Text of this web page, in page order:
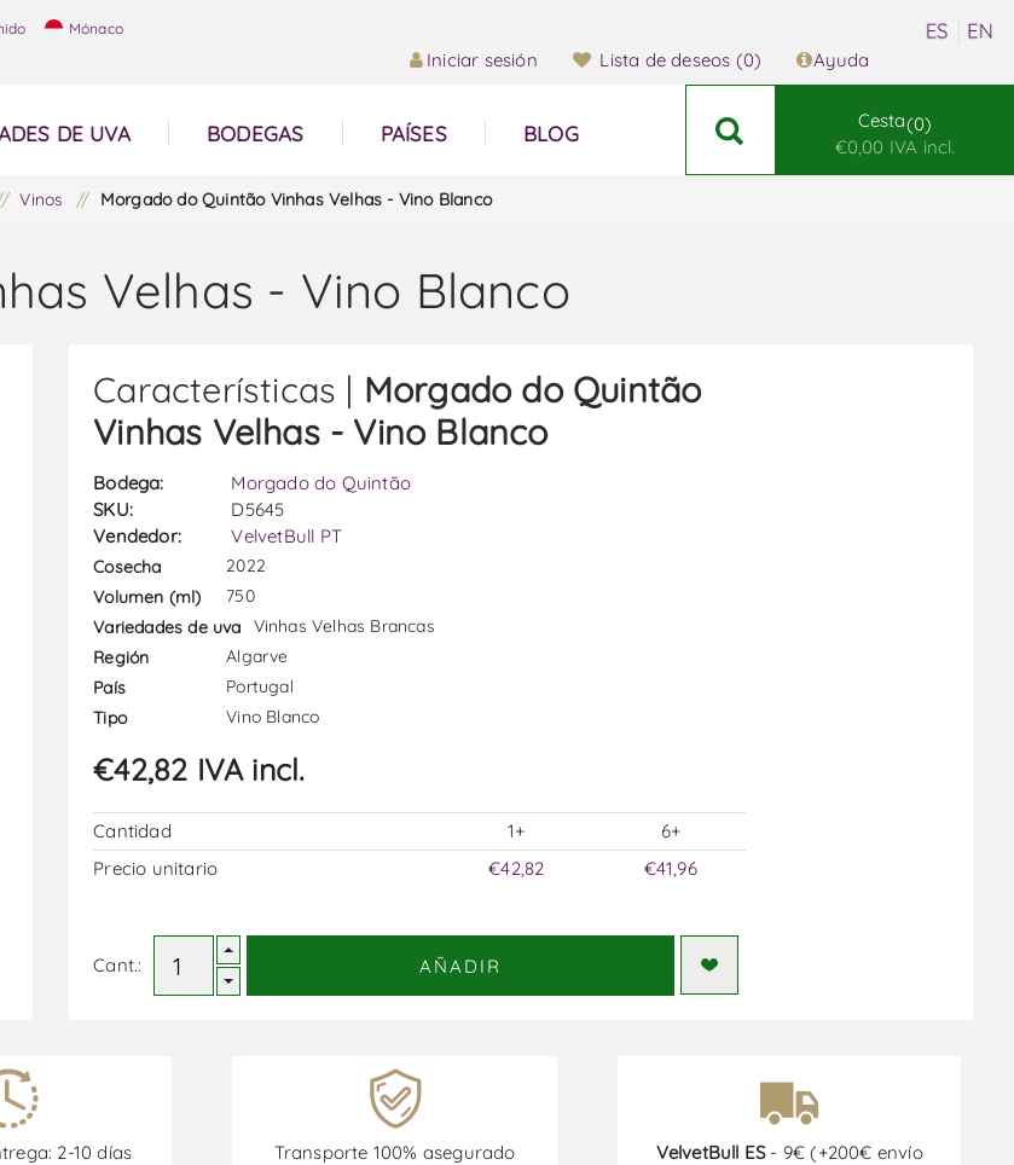
Mónaco
Iniciar sesión Lista de deseos (0) Ayuda
DE UVA BODEGAS PAÍSES BLOG
Cesta 0
€0,00 IVA incl.
/ Vinos / Morgado do Quintão Vinhas Velhas - Vino Blanco
Velhas - Vino Blanco
Características | Morgado do Quintão
Vinhas Velhas - Vino Blanco
Bodega:
Morgado do Quintão
SKU:
D5645
Vendedor:
VelvetBull PT
Cosecha
2022
Volumen (ml)
750
Variedades de uva
Vinhas Velhas Brancas
Región
Algarve
País
Portugal
Tipo
Vino Blanco
€42,82 IVA incl.
Cantidad 1+
6+
Precio unitario
€42,82 €41,96
Cant.: AÑADIR
2-10 días
Transporte 100% asegurado
VelvetBull ES- 9€ (+200€ envío